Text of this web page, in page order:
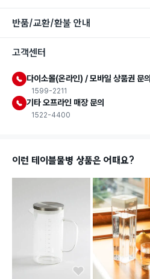
반품/교환/환불 안내
고객센터
다이소몰(온라인) / 모바일 상품권 문의
1599-2211
기타 오프라인 매장 문의
1522-4400
이런 테이블물병 상품은 어때요?